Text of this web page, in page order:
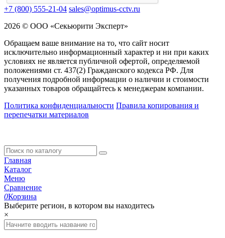
+7 (800) 555-21-04 sales@optimus-cctv.ru
2026 © ООО «Секьюрити Эксперт»
Обращаем ваше внимание на то, что сайт носит
исключительно информационный характер и ни при каких
условиях не является публичной офертой, определяемой
положениями ст. 437(2) Гражданского кодекса РФ. Для
получения подробной информации о наличии и стоимости
указанных товаров обращайтесь к менеджерам компании.
Политика конфиденциальности Правила копирования и
перепечатки материалов
Главная
Каталог
Меню
Сравнение
0Корзина
Выберите регион, в котором вы находитесь
×